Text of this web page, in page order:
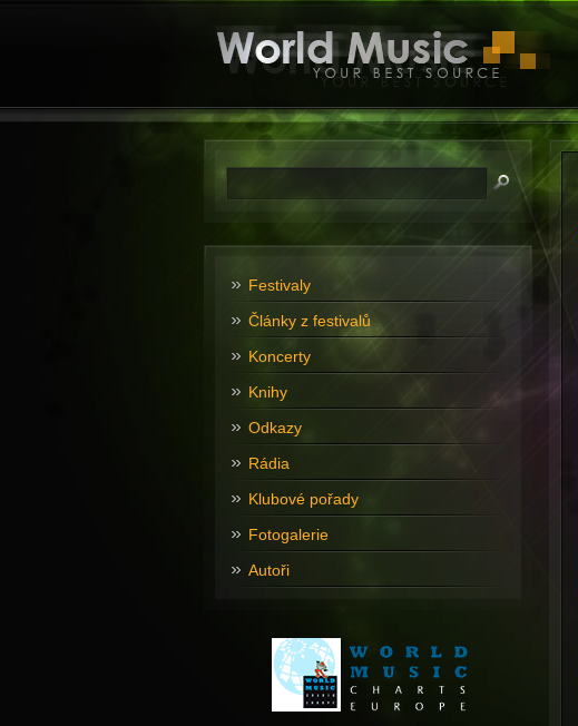
Festivaly
Články z festivalů
Koncerty
Knihy
Odkazy
Rádia
Klubové pořady
Fotogalerie
Autoři